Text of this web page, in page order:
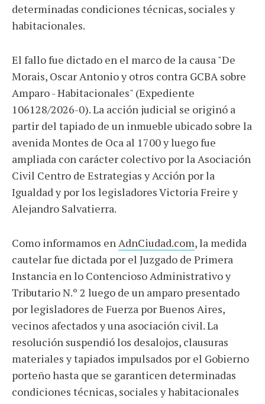
determinadas condiciones técnicas, sociales y
habitacionales.
El fallo fue dictado en el marco de la causa "De
Morais, Oscar Antonio y otros contra GCBA sobre
Amparo - Habitacionales" (Expediente
106128/2026-0). La acción judicial se originó a
partir del tapiado de un inmueble ubicado sobre la
avenida Montes de Oca al 1700 y luego fue
ampliada con carácter colectivo por la Asociación
Civil Centro de Estrategias y Acción por la
Igualdad y por los legisladores Victoria Freire y
Alejandro Salvatierra.
Como informamos enAdnCiudad.com, la medida
cautelar fue dictada por el Juzgado de Primera
Instancia en lo Contencioso Administrativo y
Tributario N.º 2 luego de un amparo presentado
por legisladores de Fuerza por Buenos Aires,
vecinos afectados y una asociación civil. La
resolución suspendió los desalojos, clausuras
materiales y tapiados impulsados por el Gobierno
porteño hasta que se garanticen determinadas
condiciones técnicas, sociales y habitacionales